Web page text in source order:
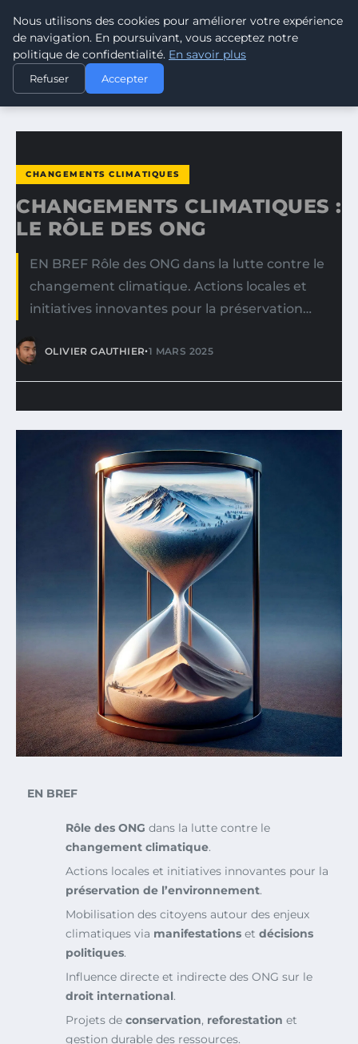
CLIMATE GUARDIAN
ACCUEIL
CHANGEMENTS CLIMATIQUES
CHANGEMENTS CLIMATIQUES : LE RÔLE DES ONG
CHANGEMENTS CLIMATIQUES
CHANGEMENTS CLIMATIQUES :
LE RÔLE DES ONG
EN BREF Rôle des ONG dans la lutte contre le
changement climatique. Actions locales et
initiatives innovantes pour la préservation…
OLIVIER GAUTHIER•1 MARS 2025
EN BREF
Rôle des ONG dans la lutte contre le
changement climatique.
Actions locales et initiatives innovantes pour la
préservation de l’environnement.
Mobilisation des citoyens autour des enjeux
climatiques via manifestations et décisions
politiques.
Influence directe et indirecte des ONG sur le
droit international.
Projets de conservation, reforestation et
gestion durable des ressources.
Nous utilisons des cookies pour améliorer votre expérience
de navigation. En poursuivant, vous acceptez notre
politique de confidentialité. En savoir plus
Refuser Accepter